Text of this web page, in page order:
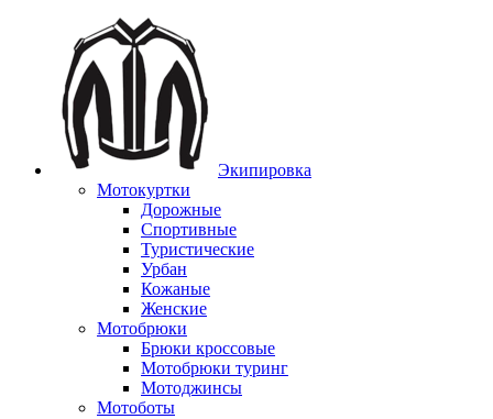
Экипировка
Мотокуртки
Дорожные
Спортивные
Туристические
Урбан
Кожаные
Женские
Мотобрюки
Брюки кроссовые
Мотобрюки туринг
Мотоджинсы
Мотоботы